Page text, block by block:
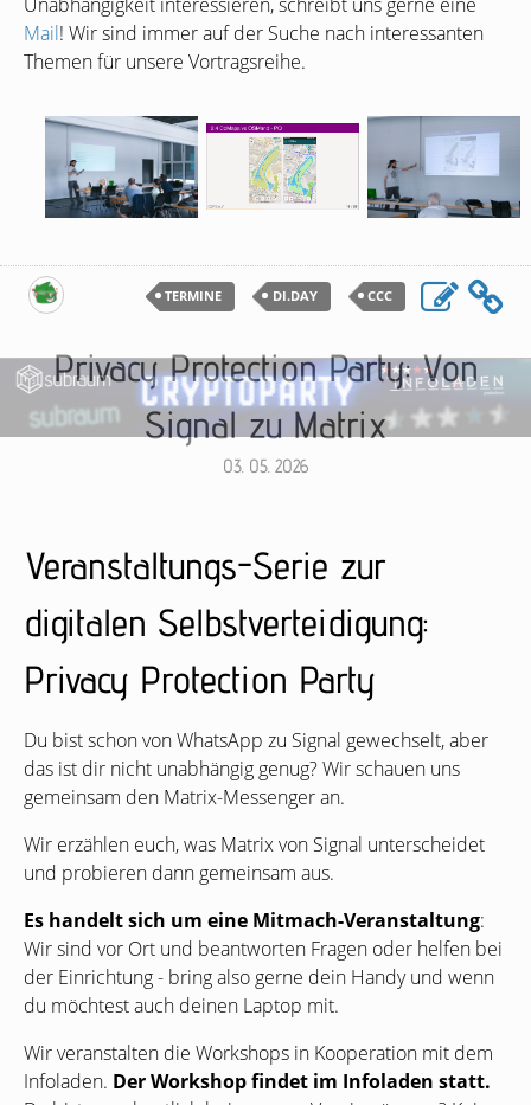
Mail! Wir sind immer auf der Suche nach interessanten
Themen für unsere Vortragsreihe.
TERMINE DI.DAY CCC
Privacy Protection Party: Von
Signal zu Matrix
03. 05. 2026
Veranstaltungs-Serie zur
digitalen Selbstverteidigung:
Privacy Protection Party
Du bist schon von WhatsApp zu Signal gewechselt, aber
das ist dir nicht unabhängig genug? Wir schauen uns
gemeinsam den Matrix-Messenger an.
Wir erzählen euch, was Matrix von Signal unterscheidet
und probieren dann gemeinsam aus.
Es handelt sich um eine Mitmach-Veranstaltung:
Wir sind vor Ort und beantworten Fragen oder helfen bei
der Einrichtung - bring also gerne dein Handy und wenn
du möchtest auch deinen Laptop mit.
Wir veranstalten die Workshops in Kooperation mit dem
Infoladen. Der Workshop findet im Infoladen statt.